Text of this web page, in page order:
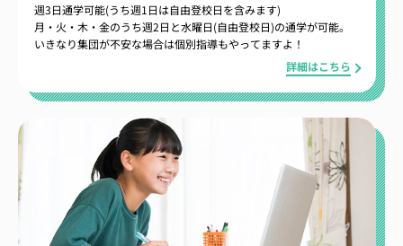
週3日通学可能(うち週1日は自由登校日を含みます)
月・火・木・金のうち週2日と水曜日(自由登校日)の通学が可能。
いきなり集団が不安な場合は個別指導もやってますよ！
詳細はこちら